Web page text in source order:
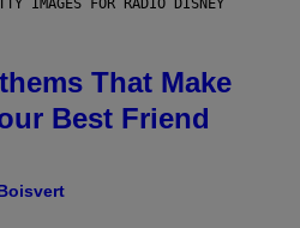
IMAGES FOR RADIO DISNEY
That Make
Best Friend